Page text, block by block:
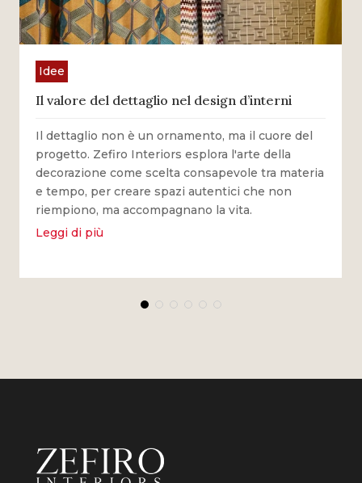
Idee
Il valore del dettaglio nel design d’interni
Il dettaglio non è un ornamento, ma il cuore del
progetto. Zefiro Interiors esplora l'arte della
decorazione come scelta consapevole tra materia
e tempo, per creare spazi autentici che non
riempiono, ma accompagnano la vita.
Leggi di più